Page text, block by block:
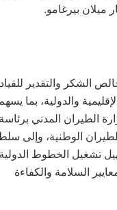
الشكر والتقدير
والدولية، بما
الطيران المدني برئاسة
الوطنية، وإلى
تشغيل الخطوط
السلامة والكفاءة